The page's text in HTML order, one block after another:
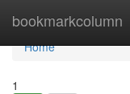
bookmarkcolumn
Home
Home
1